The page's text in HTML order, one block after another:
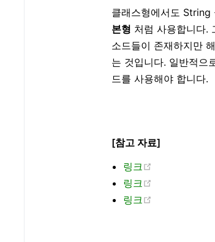
클래스형에서도 String
본형 처럼 사용합니다.
소드들이 존재하지만
는 것입니다. 일반적으
드를 사용해야 합니다.
[참고 자료]
링크
링크
링크